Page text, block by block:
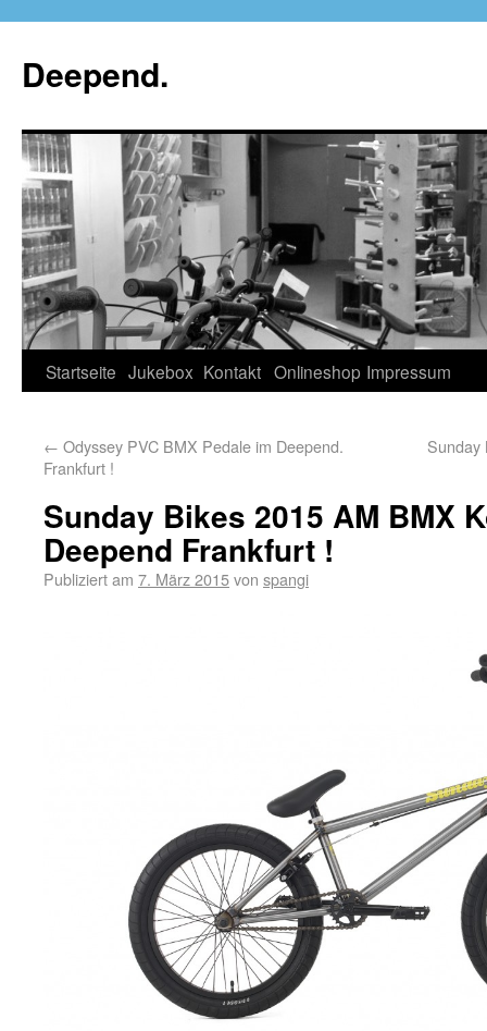
Deepend.
Startseite Jukebox Kontakt Onlineshop Impressum
← Odyssey PVC BMX Pedale im Deepend.
Frankfurt !
Sunday
Sunday Bikes 2015 AM BMX
Deepend Frankfurt !
Publiziert am 7. März 2015von spangi